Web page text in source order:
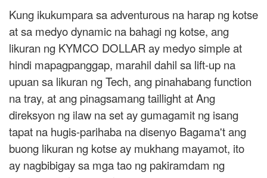
Kung ikukumpara sa adventurous na harap ng kotse
at sa medyo dynamic na bahagi ng kotse, ang
likuran ng KYMCO DOLLAR ay medyo simple at
hindi mapagpanggap, marahil dahil sa lift-up na
upuan sa likuran ng Tech, ang pinahabang function
na tray, at ang pinagsamang taillight at Ang
direksyon ng ilaw na set ay gumagamit ng isang
tapat na hugis-parihaba na disenyo Bagama't ang
buong likuran ng kotse ay mukhang mayamot, ito
ay nagbibigay sa mga tao ng pakiramdam ng